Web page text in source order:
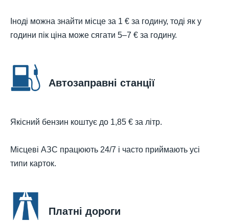
Іноді можна знайти місце за 1 € за годину, тоді як у
години пік ціна може сягати 5–7 € за годину.
Автозаправні станції
Якісний бензин коштує до 1,85 € за літр.
Місцеві АЗС працюють 24/7 і часто приймають усі
типи карток.
Платні дороги